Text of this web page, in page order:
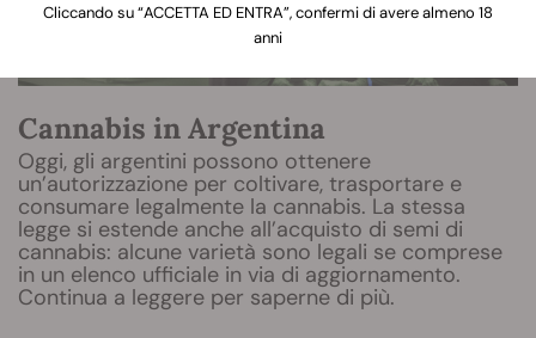
Cannabis in Argentina
Oggi, gli argentini possono ottenere
un’autorizzazione per coltivare, trasportare e
consumare legalmente la cannabis. La stessa
legge si estende anche all’acquisto di semi di
cannabis: alcune varietà sono legali se comprese
in un elenco ufficiale in via di aggiornamento.
Continua a leggere per saperne di più.
Cliccando su “ACCETTA ED ENTRA”, confermi di avere almeno 18
anni